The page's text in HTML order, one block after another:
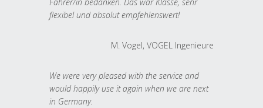
flexibel und absolut empfehlenswert!
M. Vogel, VOGEL Ingenieure
We were very pleased with the service and
would happily use it again when we are next
in Germany.